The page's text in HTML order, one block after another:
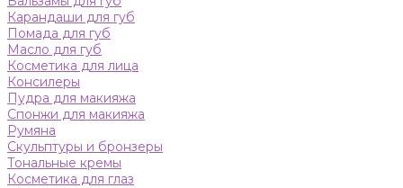
Карандаши для губ
Помада для губ
Масло для губ
Косметика для лица
Консилеры
Пудра для макияжа
Спонжи для макияжа
Румяна
Скульптуры и бронзеры
Тональные кремы
Косметика для глаз